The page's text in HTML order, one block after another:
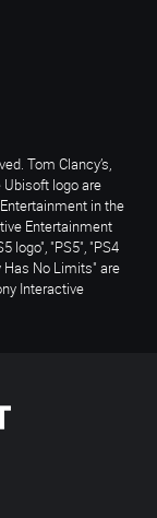
Tom Clancy’s,
Ubisoft logo are
in the
Entertainment
logo", "PS5", "PS4
Has No Limits" are
Interactive